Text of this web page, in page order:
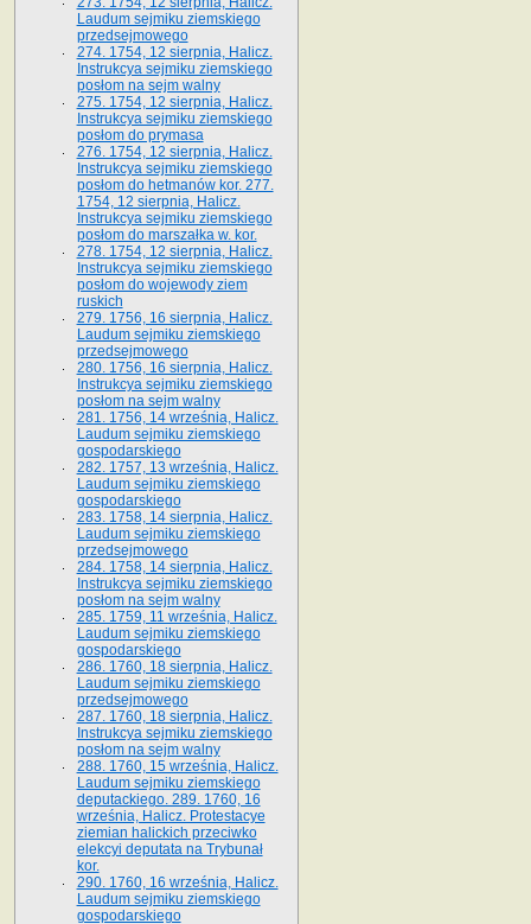
Laudum sejmiku ziemskiego
przedsejmowego
274. 1754, 12 sierpnia, Halicz.
Instrukcya sejmiku ziemskiego
posłom na sejm walny
275. 1754, 12 sierpnia, Halicz.
Instrukcya sejmiku ziemskiego
posłom do prymasa
276. 1754, 12 sierpnia, Halicz.
Instrukcya sejmiku ziemskiego
posłom do hetmanów kor. 277.
1754, 12 sierpnia, Halicz.
Instrukcya sejmiku ziemskiego
posłom do marszałka w. kor.
278. 1754, 12 sierpnia, Halicz.
Instrukcya sejmiku ziemskiego
posłom do wojewody ziem
ruskich
279. 1756, 16 sierpnia, Halicz.
Laudum sejmiku ziemskiego
przedsejmowego
280. 1756, 16 sierpnia, Halicz.
Instrukcya sejmiku ziemskiego
posłom na sejm walny
281. 1756, 14 września, Halicz.
Laudum sejmiku ziemskiego
gospodarskiego
282. 1757, 13 września, Halicz.
Laudum sejmiku ziemskiego
gospodarskiego
283. 1758, 14 sierpnia, Halicz.
Laudum sejmiku ziemskiego
przedsejmowego
284. 1758, 14 sierpnia, Halicz.
Instrukcya sejmiku ziemskiego
posłom na sejm walny
285. 1759, 11 września, Halicz.
Laudum sejmiku ziemskiego
gospodarskiego
286. 1760, 18 sierpnia, Halicz.
Laudum sejmiku ziemskiego
przedsejmowego
287. 1760, 18 sierpnia, Halicz.
Instrukcya sejmiku ziemskiego
posłom na sejm walny
288. 1760, 15 września, Halicz.
Laudum sejmiku ziemskiego
deputackiego. 289. 1760, 16
września, Halicz. Protestacye
ziemian halickich przeciwko
elekcyi deputata na Trybunał
kor.
290. 1760, 16 września, Halicz.
Laudum sejmiku ziemskiego
gospodarskiego